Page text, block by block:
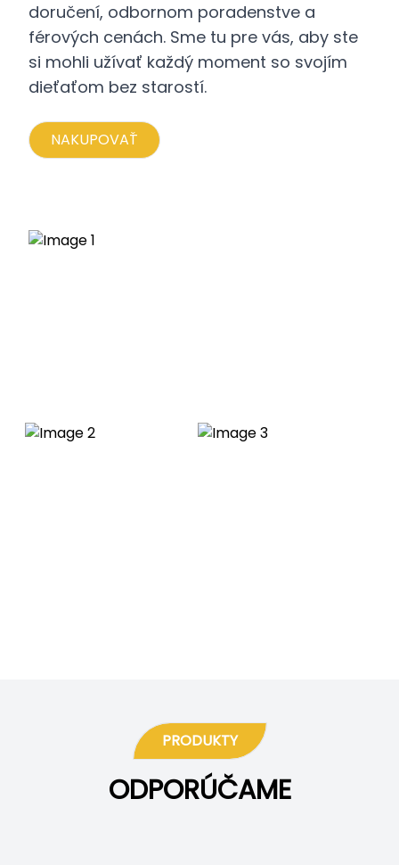
doručení, odbornom poradenstve a
férových cenách. Sme tu pre vás, aby ste
si mohli užívať každý moment so svojím
dieťaťom bez starostí.
NAKUPOVAŤ
PRODUKTY
ODPORÚČAME